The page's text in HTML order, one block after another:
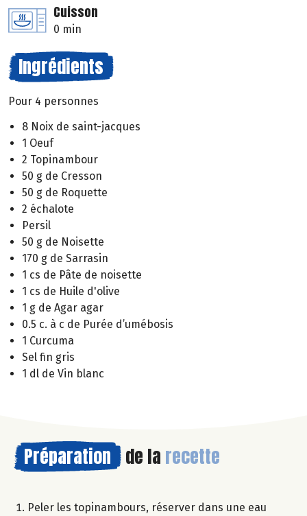
Cuisson
0 min
Ingrédients
Pour 4 personnes
8 Noix de saint-jacques
1 Oeuf
2 Topinambour
50 g de Cresson
50 g de Roquette
2 échalote
Persil
50 g de Noisette
170 g de Sarrasin
1 cs de Pâte de noisette
1 cs de Huile d'olive
1 g de Agar agar
0.5 c. à c de Purée d’umébosis
1 Curcuma
Sel fin gris
1 dl de Vin blanc
Préparation de la recette
Peler les topinambours, réserver dans une eau